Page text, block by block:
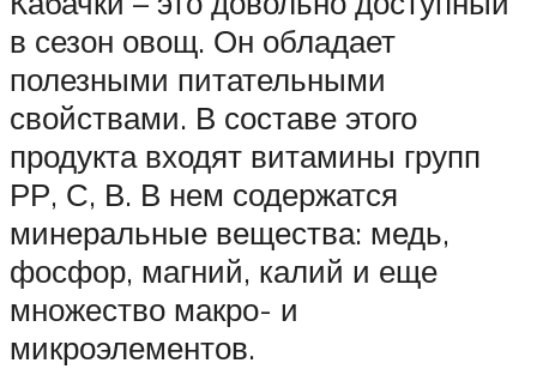
в сезон овощ. Он обладает
полезными питательными
свойствами. В составе этого
продукта входят витамины групп
РР, С, В. В нем содержатся
минеральные вещества: медь,
фосфор, магний, калий и еще
множество макро- и
микроэлементов.